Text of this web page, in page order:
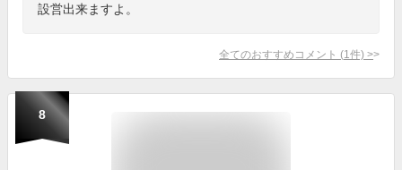
設営出来ますよ。
全てのおすすめコメント (1 件) >
8